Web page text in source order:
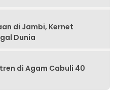
di Jambi, Kernet
Dunia
di Agam Cabuli 40